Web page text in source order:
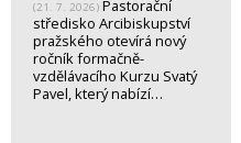
(21. 7. 2026) Pastorační
středisko Arcibiskupství
pražského otevírá nový
ročník formačně-
vzdělávacího Kurzu Svatý
Pavel, který nabízí…